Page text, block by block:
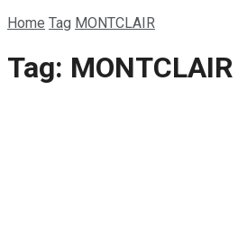
Home Tag MONTCLAIR
Tag: MONTCLAIR